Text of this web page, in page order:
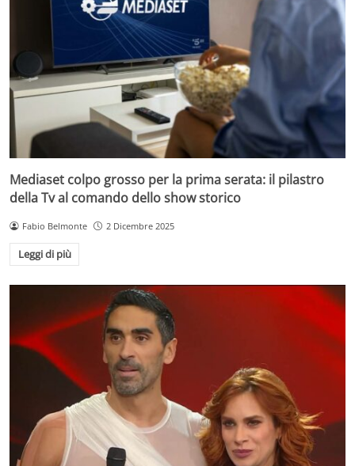
Mediaset colpo grosso per la prima serata: il pilastro
della Tv al comando dello show storico
Fabio Belmonte 2 Dicembre 2025
Leggi di più